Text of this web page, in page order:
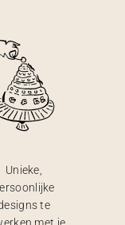
Unieke,
te